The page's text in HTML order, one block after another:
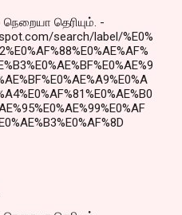
தெரியும். -
search/label/%E0%